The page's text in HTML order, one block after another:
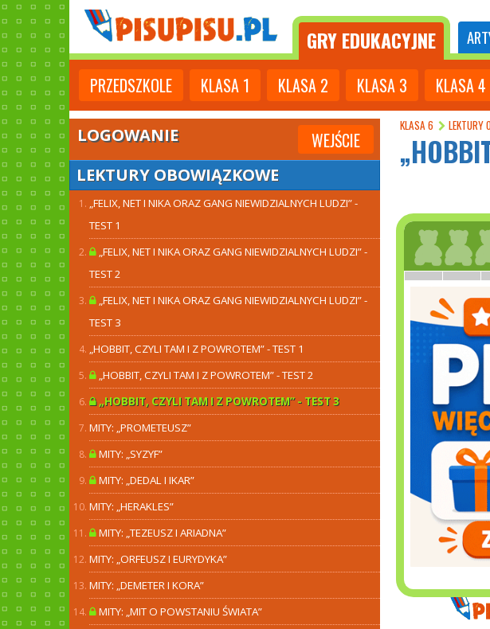
GRYEDUKACYJNE
PRZEDSZKOLE KLASA 1 KLASA 2 KLASA 3 KLASA4
KLASA 6 LEKTURY
LOGOWANIE WEJŚCIE
LEKTURY OBOWIĄZKOWE
„FELIX, NET I NIKA ORAZ GANG NIEWIDZIALNYCH LUDZI” -
TEST 1
„FELIX, NET I NIKA ORAZ GANG NIEWIDZIALNYCH LUDZI” -
TEST 2
„FELIX, NET I NIKA ORAZ GANG NIEWIDZIALNYCH LUDZI” -
TEST 3
„HOBBIT, CZYLI TAM I Z POWROTEM” - TEST 1
„HOBBIT, CZYLI TAM I Z POWROTEM” - TEST 2
„HOBBIT, CZYLI TAM I Z POWROTEM” - TEST 3
MITY: „PROMETEUSZ”
MITY: „SYZYF”
MITY: „DEDAL I IKAR”
MITY: „HERAKLES”
MITY: „TEZEUSZ I ARIADNA”
MITY: „ORFEUSZ I EURYDYKA”
MITY: „DEMETER I KORA”
MITY: „MIT O POWSTANIU ŚWIATA”